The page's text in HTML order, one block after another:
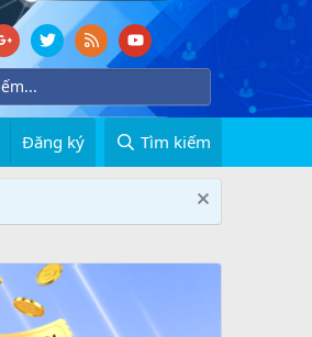
Đăng ký Tìm kiếm